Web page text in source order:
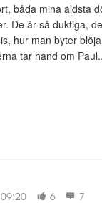
båda mina äldsta
De är så duktiga,
hur man byter
tar hand om
6 7